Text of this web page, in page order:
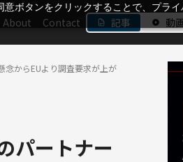
ボタンをクリックすることで、プラ
About Contact 記事 動
からEUより調査要求が上が
パートナー